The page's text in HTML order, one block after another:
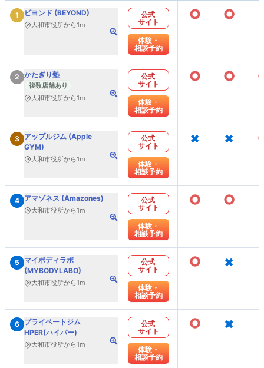
1 ビヨンド (BEYOND)
大和市役所から1m
公式
サイト
体験・
相談予約
○ ○
2 かたぎり塾
複数店舗あり
大和市役所から1m
公式
サイト
体験・
相談予約
○ ○
3 アップルジム (Apple
GYM)
大和市役所から1m
公式
サイト
体験・
相談予約
× ×
4 アマゾネス (Amazones)
大和市役所から1m
公式
サイト
体験・
相談予約
○ ○
5
マイボディラボ
(MYBODYLABO)
大和市役所から1m
公式
サイト
体験・
相談予約
○ ×
6 プライベートジム
HPER(ハイパー)
大和市役所から1m
公式
サイト
体験・
相談予約
○ ×